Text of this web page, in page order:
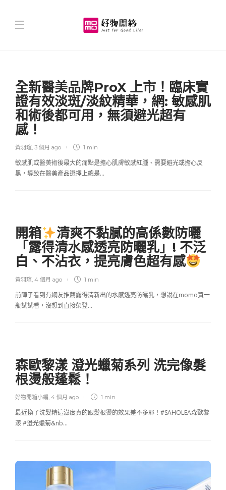
全新醫美品牌ProX 上市！臨床實
證有效淡斑/淡紋精華，網: 敏感肌
和術後都可用，無須避光超有
感！
黃羽瑄, 3 個月 ago 1 min
敏感肌或醫美術後最大的痛點是擔心肌膚敏感紅腫、需要避光或擔心反
黑，導致在醫美產品選擇上總是…
開箱
清爽不黏膩的高係數防曬
「露得清水感透亮防曬乳」! 不泛
白、不沾衣，提亮膚色超有感
黃羽瑄, 4 個月 ago 1 min
前陣子看到有網友推薦露得清新出的水感透亮防曬乳，想說在momo買一
瓶試試看，沒想到直接榮登…
森歐黎漾 澄光蠟菊系列 洗完像髮
根燙般蓬鬆！
好物開箱小編, 4 個月 ago 1 min
最近換了洗髮精這澎度真的跟髮根燙的效果差不多耶！#SAHOLEA森歐黎
漾 #澄光蠟菊&nb…